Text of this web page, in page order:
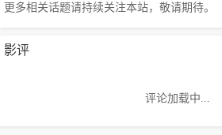
更多相关话题请持续关注本站，敬请期待。
影评
评论加载中...